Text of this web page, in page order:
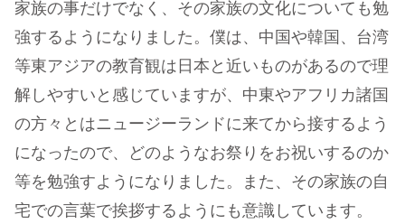
家族の事だけでなく、その家族の文化についても勉
強するようになりました。僕は、中国や韓国、台湾
等東アジアの教育観は日本と近いものがあるので理
解しやすいと感じていますが、中東やアフリカ諸国
の方々とはニュージーランドに来てから接するよう
になったので、どのようなお祭りをお祝いするのか
等を勉強すようになりました。また、その家族の自
宅での言葉で挨拶するようにも意識しています。